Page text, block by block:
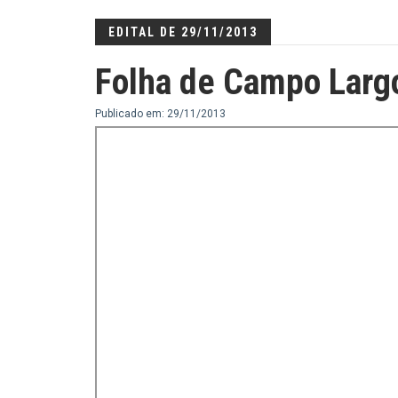
EDITAL DE 29/11/2013
Folha de Campo
Publicado em: 29/11/2013